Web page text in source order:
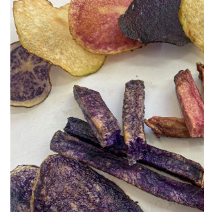
variedades
de
papa
desde
el
sur
del
mundo